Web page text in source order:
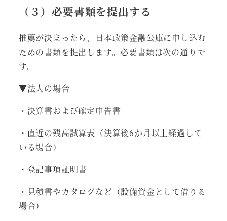
（３）必要書類を提出する
推薦が決まったら、日本政策金融公庫に申し込む
ための書類を提出します。必要書類は次の通りで
す。
▼法人の場合
・決算書および確定申告書
・直近の残高試算表（決算後6か月以上経過して
いる場合）
・登記事項証明書
・見積書やカタログなど（設備資金として借りる
場合）